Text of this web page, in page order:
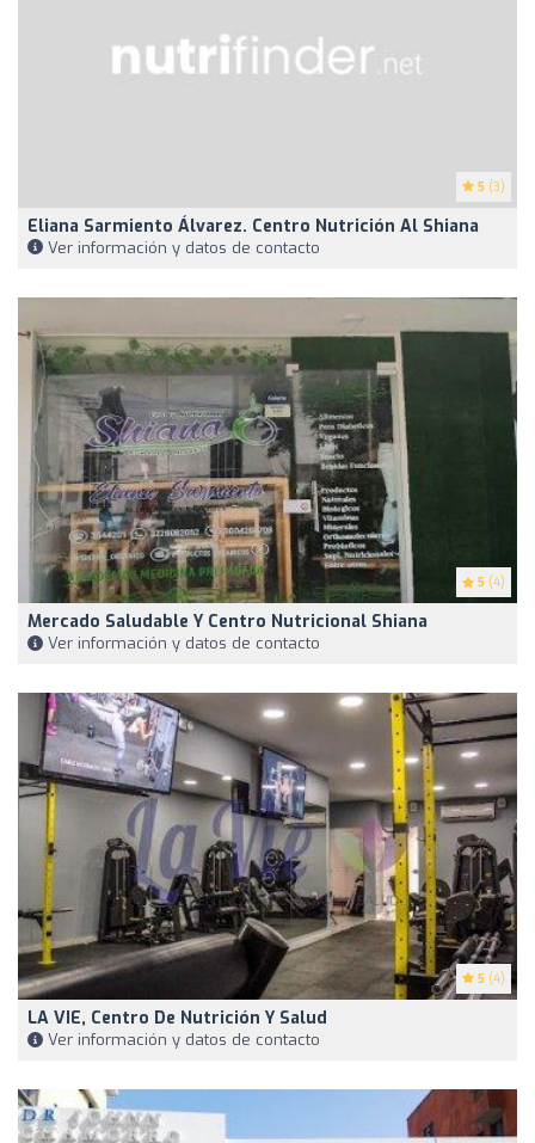
5 (3)
Eliana Sarmiento Álvarez. Centro Nutrición Al Shiana
Ver información y datos de contacto
5 (4)
Mercado Saludable Y Centro Nutricional Shiana
Ver información y datos de contacto
5 (4)
LA VIE, Centro De Nutrición Y Salud
Ver información y datos de contacto